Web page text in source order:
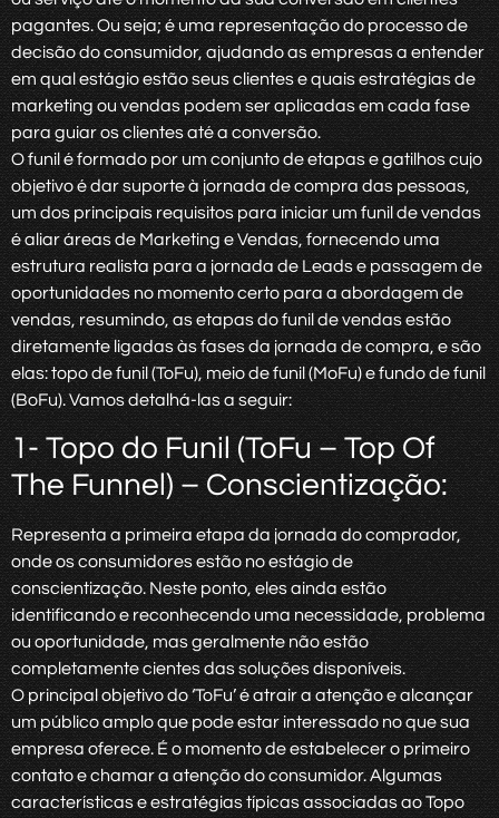
pagantes. Ou seja; é uma representação do processo de
decisão do consumidor, ajudando as empresas a entender
em qual estágio estão seus clientes e quais estratégias de
marketing ou vendas podem ser aplicadas em cada fase
para guiar os clientes até a conversão.
O funil é formado por um conjunto de etapas e gatilhos cujo
objetivo é dar suporte à jornada de compra das pessoas,
um dos principais requisitos para iniciar um funil de vendas
é aliar áreas de Marketing e Vendas, fornecendo uma
estrutura realista para a jornada de Leads e passagem de
oportunidades no momento certo para a abordagem de
vendas, resumindo, as etapas do funil de vendas estão
diretamente ligadas às fases da jornada de compra, e são
elas: topo de funil (ToFu), meio de funil (MoFu) e fundo de funil
(BoFu). Vamos detalhá-las a seguir:
1- Topo do Funil (ToFu – Top Of
The Funnel) – Conscientização:
Representa a primeira etapa da jornada do comprador,
onde os consumidores estão no estágio de
conscientização. Neste ponto, eles ainda estão
identificando e reconhecendo uma necessidade, problema
ou oportunidade, mas geralmente não estão
completamente cientes das soluções disponíveis.
O principal objetivo do ‘ToFu’ é atrair a atenção e alcançar
um público amplo que pode estar interessado no que sua
empresa oferece. É o momento de estabelecer o primeiro
contato e chamar a atenção do consumidor. Algumas
características e estratégias típicas associadas ao Topo